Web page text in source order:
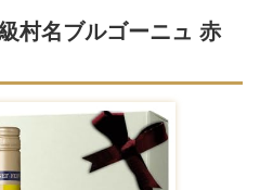
村名ブルゴーニュ 赤